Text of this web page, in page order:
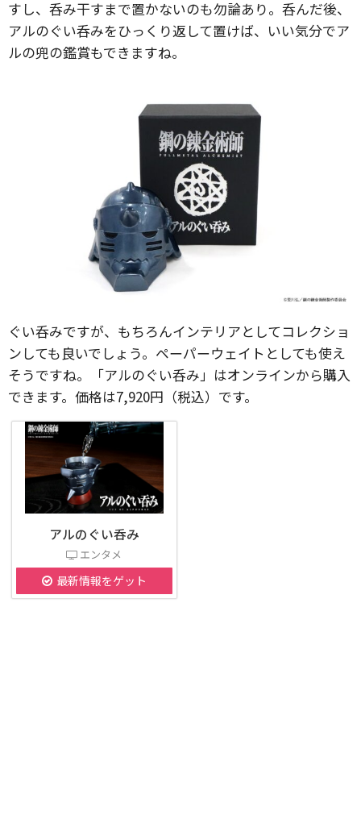
すし、呑み干すまで置かないのも勿論あり。呑んだ後、
アルのぐい呑みをひっくり返して置けば、いい気分でア
ルの兜の鑑賞もできますね。
ぐい呑みですが、もちろんインテリアとしてコレクショ
ンしても良いでしょう。ペーパーウェイトとしても使え
そうですね。「アルのぐい呑み」はオンラインから購入
できます。価格は7,920円（税込）です。
アルのぐい呑み
エンタメ
最新情報をゲット